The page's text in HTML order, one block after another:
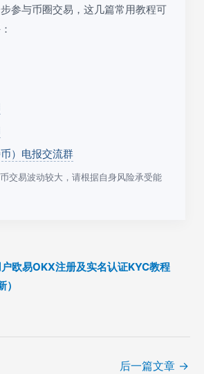
参与币圈交易，这几篇常用教程可
）电报交流群
交易波动较大，请根据自身风险承受能
欧易OKX注册及实名认证KYC教程
）
后一篇文章 →